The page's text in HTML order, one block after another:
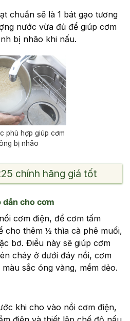
chuẩn sẽ là 1 bát gạo tương
nước vừa đủ để giúp cơm
bị nhão khi nấu.
phù hợp giúp cơm
bị nhão
chính hãng giá tốt
cho cơm
cơm điện, để cơm tấm
cho thêm ½ thìa cà phê muối,
bơ. Điều này sẽ giúp cơm
cháy ở dưới đáy nồi, cơm
sắc óng vàng, mềm dẻo.
khi cho vào nồi cơm điện,